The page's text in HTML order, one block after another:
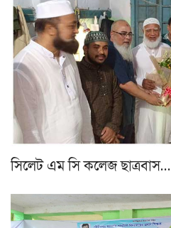
সিলেট এম সি কলেজ ছাত্রবাস…